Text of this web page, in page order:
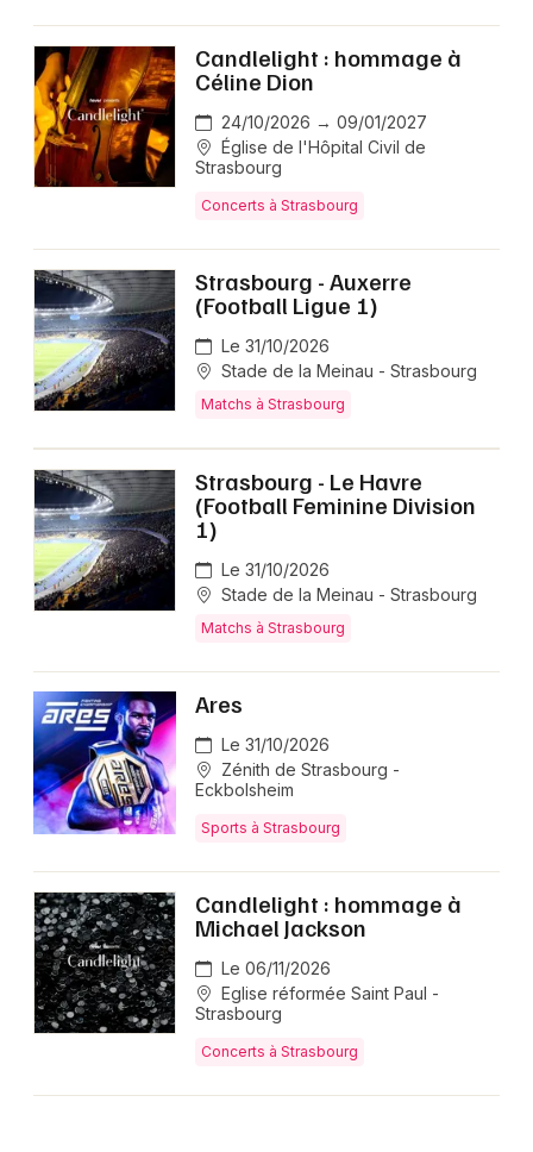
Candlelight : hommage à
Céline Dion
24/10/2026 → 09/01/2027
Église de l'Hôpital Civil de
Strasbourg
Concerts à Strasbourg
Strasbourg - Auxerre
(Football Ligue 1)
Le 31/10/2026
Stade de la Meinau - Strasbourg
Matchs à Strasbourg
Strasbourg - Le Havre
(Football Feminine Division
1)
Le 31/10/2026
Stade de la Meinau - Strasbourg
Matchs à Strasbourg
Ares
Le 31/10/2026
Zénith de Strasbourg -
Eckbolsheim
Sports à Strasbourg
Candlelight : hommage à
Michael Jackson
Le 06/11/2026
Eglise réformée Saint Paul -
Strasbourg
Concerts à Strasbourg